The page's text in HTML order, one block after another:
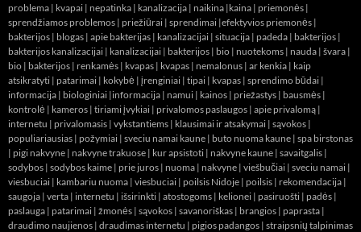
problema | kvapai | nepatinka | kanalizacija | naikina |kaina | priemonės |
sprendžiamos problemos | priežiūrai | sprendimai |efektyvios priemonės |
bakterijos | blogas | apie bakterijas | kanalizacijai | situacija | padeda | bakterijos |
bakterijos kanalizacijai | kanalizacijai | bakterijos | bio | nuotekoms | nauda | švara |
bio | bakterijos | renkamės | kvapas | kvapas | nemalonus | ar kenkia | kaip
atsikratyti | patarimai | kokybė | įrenginiai | tipai | kvapas | sprendimo būdai |
informacija | biologiniai |informacija | namui | kainos | priežastys | bausmės |
kontrolė | kameros | tiriami įvykiai | privalomos paslaugos | apie privalomą |
internetu | privalomasis | vykstantiems | klausimai ir atsakymai | sąvokos |
populiariausias | požymiai | sveciu namai kaune | buto nuoma kaune | spa birstonas
| pigi nakvyne | nakvyne trakuose | kur apsistoti | nakvyne kaune | savaitgalis |
sodybos | sodybos kaime | prie juros | nuoma | nakvyne | viešbučiai | sveciu namai |
viesbuciai | kambariu nuoma | viesbuciai | poilsis Nidoje | poilsis | rekomendacija |
saugoja | verta | internetu | išsirinkti | atostogoms | kelionei | pasiruošti | padės |
paslauga | patarimai | žmonės | sąvokos | savanoriškas | brangios | paprasta |
draudimo naujienos | draudimas internetu | pigios padangos | straipsnių talpinimas